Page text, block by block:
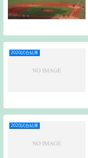
2020試合結果
2020試合結果